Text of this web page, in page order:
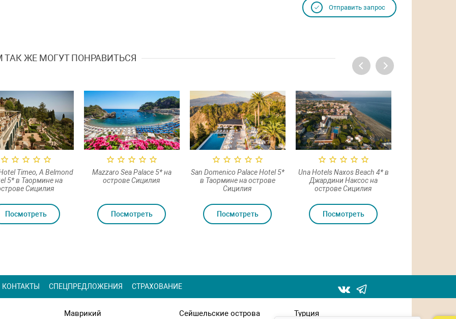
Отправить запрос
ТАК ЖЕ МОГУТ ПОНРАВИТЬСЯ
Timeo, A Belmond
5* в Таормине на
Сицилия
Посмотреть
Mazzaro Sea Palace 5* на
острове Сицилия
Посмотреть
San Domenico Palace Hotel 5*
в Таормине на острове
Сицилия
Посмотреть
Una Hotels Naxos Beach 4* в
Джардини Наксос на
острове Сицилия
Посмотреть
КОНТАКТЫ СПЕЦПРЕДЛОЖЕНИЯ СТРАХОВАНИЕ
Маврикий
Сейшельские острова
Турция